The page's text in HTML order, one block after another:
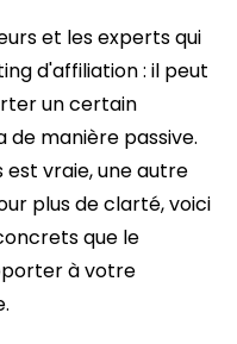
et les experts qui
d'affiliation : il peut
un certain
manière passive.
vraie, une autre
plus de clarté, voici
que le
à votre